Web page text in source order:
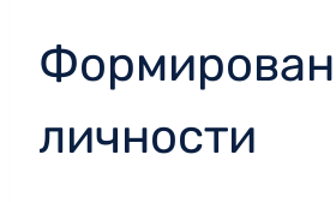
личности